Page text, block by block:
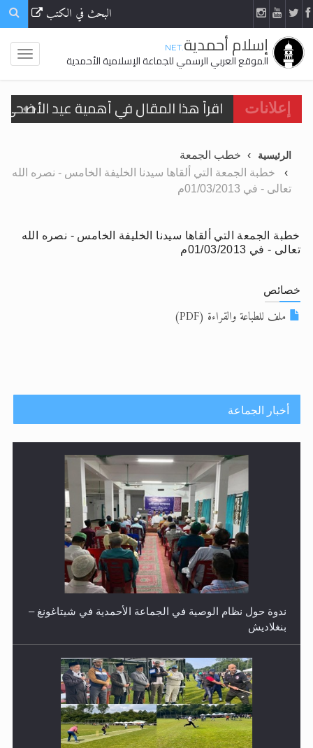
البحث في الكتب
إسلام أحمدية.NET
الموقع العربي الرسمي للجماعة الإسلامية الأحمدية
إعلانات
الحجّ.. دلالات، حِكم، وأهداف >> المزيد
تعميم هامّ لأفراد الجماعة >> المزيد
اقرأ هذا الكتاب وتعرّف على حقيقة
الحجّ.. دلالات، حِكم، وأهداف >> المزيد
الرئيسية
خطب الجمعة
خطبة الجمعة التي ألقاها سيدنا الخليفة الخامس - نصره الله
تعالى - في 01/03/2013م
خطبة الجمعة التي ألقاها سيدنا الخليفة الخامس - نصره الله
تعالى - في 01/03/2013م
خصائص
ملف للطباعة والقراءة (PDF)
أخبار الجماعة
ندوة حول نظام الوصية في الجماعة الأحمدية في شيتاغونغ –
بنغلاديش